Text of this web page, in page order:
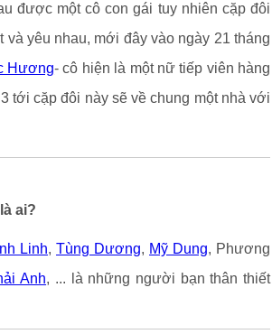
được một cô con gái tuy nhiên cặp đôi
yêu nhau, mới đây vào ngày 21 tháng
Hương- cô hiện là một nữ tiếp viên hàng
tới cặp đôi này sẽ về chung một nhà với
ai?
Linh, Tùng Dương, Mỹ Dung, Phương
Anh, ... là những người bạn thân thiết